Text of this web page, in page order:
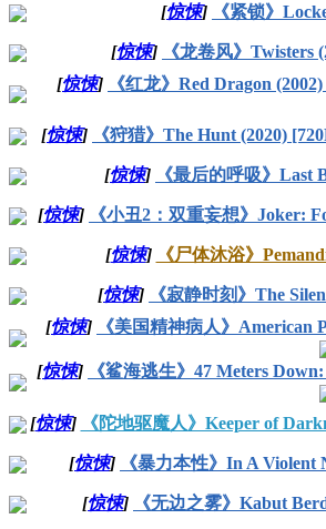
[惊悚] 《紧锁》
[惊悚]
《龙卷风》Twisters
[惊悚]
《红龙》Red Dragon
[惊悚] 《狩猎》The Hunt (2020)
[惊悚] 《最后的呼吸》Last
[惊悚] 《小丑2：双重妄想》Joker:
[惊悚] 《尸体沐浴》
[惊悚]
《寂静时刻》The
[惊悚]
《美国精神病人》American
[惊悚]
《鲨海逃生》47 Meters
[惊悚] 《陀地驱魔人》Keeper of
[惊悚] 《暴力本性》In A Violent
[惊悚] 《无边之雾》Kabut